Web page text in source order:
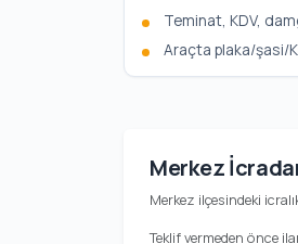
Teminat, KDV,
Araçta plaka/şasi/
Merkez
Merkez ilçesindeki
Teklif vermeden önce